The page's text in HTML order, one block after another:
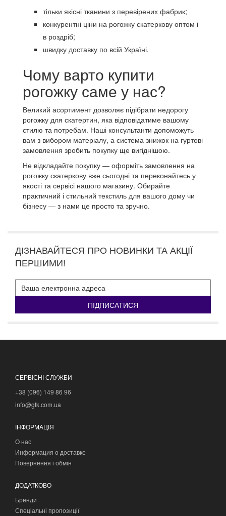
тільки якісні тканини з перевірених фабрик;
конкурентні ціни на рогожку скатеркову оптом і
в роздріб;
швидку доставку по всій Україні.
Чому варто купити
рогожку саме у нас?
Великий асортимент дозволяє підібрати недорогу
рогожку для скатертин, яка відповідатиме вашому
стилю та потребам. Наші консультанти допоможуть
вам з вибором матеріалу, а система знижок на гуртові
замовлення зробить покупку ще вигіднішою.
Не відкладайте покупку — оформіть замовлення на
рогожку скатеркову вже сьогодні та переконайтесь у
якості та сервісі нашого магазину. Обирайте
практичний і стильний текстиль для вашого дому чи
бізнесу — з нами це просто та зручно.
ДІЗНАВАЙТЕСЯ ПРО НОВИНКИ ТА АКЦІЇ
ПЕРШИМИ!
ПІДПИСАТИСЯ
СЕРВІСНІ СЛУЖБИ
+38 (096) 149 86 96
info@gtk.com.ua
ІНФОРМАЦІЯ
О нас
Информация о доставке
Повернення і обмін
ДОДАТКОВО
Бренди
Спеціальні пропозиції